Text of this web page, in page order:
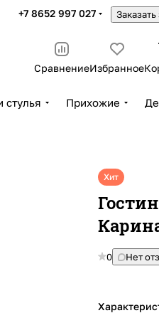
+7 8652 997 027
СравнениеИзбранное
стулья Прихожие
Хит
0 Нет